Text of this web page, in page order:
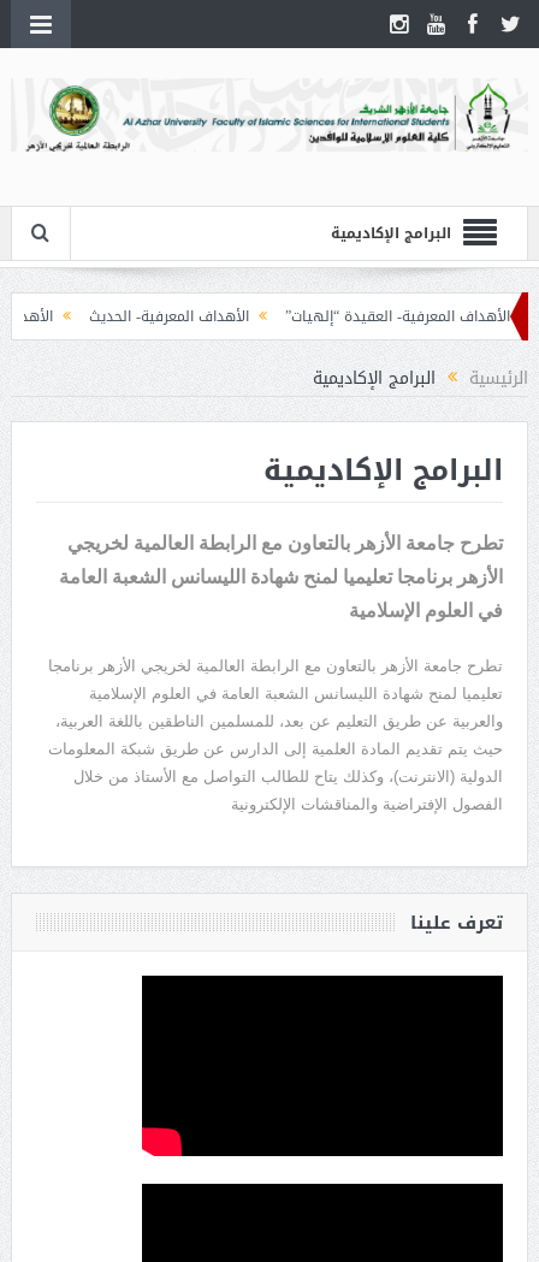
البرامج الإكاديمية
الأهداف المعرفية- العقيدة “إلهيات” الأهداف المعرفية- الحديث الأهداف
الرئيسية البرامج الإكاديمية
البرامج الإكاديمية
تطرح جامعة الأزهر بالتعاون مع الرابطة العالمية لخريجي
الأزهر برنامجا تعليميا لمنح شهادة الليسانس الشعبة العامة
في العلوم الإسلامية
تطرح جامعة الأزهر بالتعاون مع الرابطة العالمية لخريجي الأزهر برنامجا
تعليميا لمنح شهادة الليسانس الشعبة العامة في العلوم الإسلامية
والعربية عن طريق التعليم عن بعد، للمسلمين الناطقين باللغة العربية،
حيث يتم تقديم المادة العلمية إلى الدارس عن طريق شبكة المعلومات
الدولية (الانترنت)، وكذلك يتاح للطالب التواصل مع الأستاذ من خلال
الفصول الإفتراضية والمناقشات الإلكترونية
تعرف علينا